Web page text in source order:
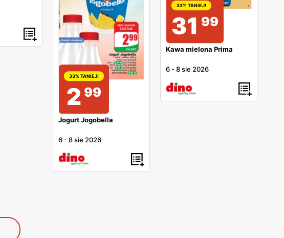
33% TANIEJ!
2 99
Jogurt Jogobella
6 -8 sie 2026
33% TANIEJ!
31 99
Kawa mielona Prima
6 -8 sie 2026